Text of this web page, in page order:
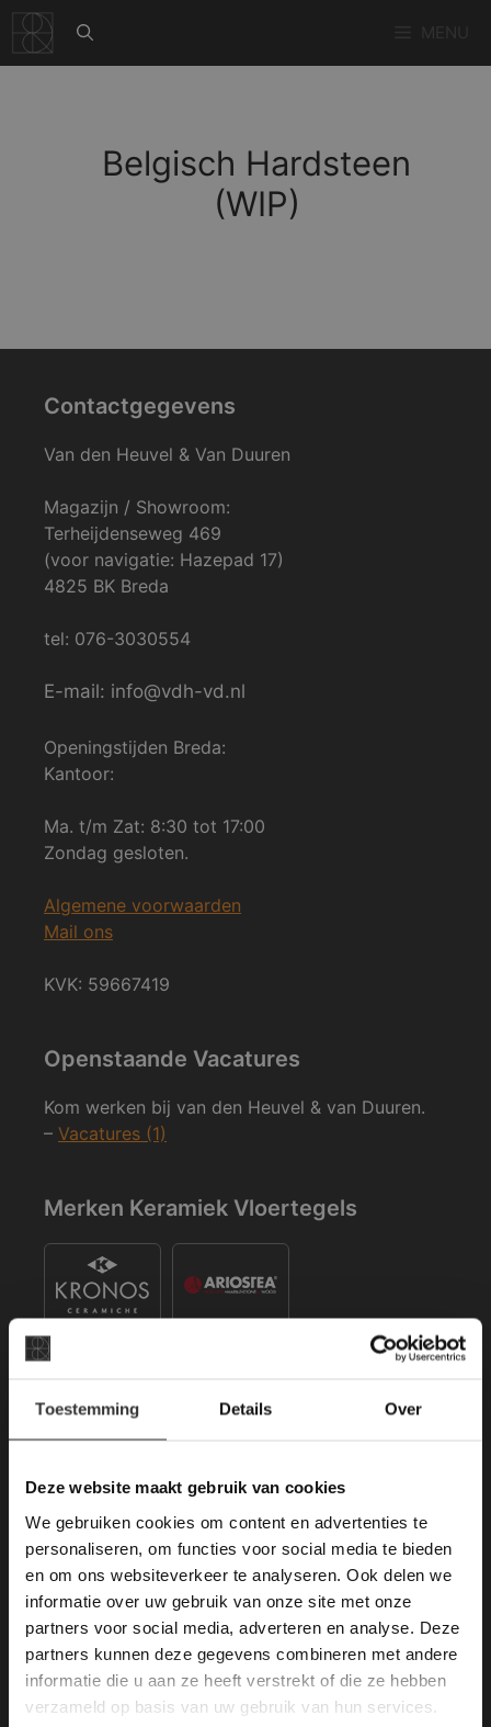
Toestemming Details Over
Deze website maakt gebruik van cookies
We gebruiken cookies om content en advertenties te
personaliseren, om functies voor social media te bieden
en om ons websiteverkeer te analyseren. Ook delen we
informatie over uw gebruik van onze site met onze
partners voor social media, adverteren en analyse. Deze
partners kunnen deze gegevens combineren met andere
informatie die u aan ze heeft verstrekt of die ze hebben
verzameld op basis van uw gebruik van hun services.
naar
de
Belgisch Hardsteen
(WIP)
Contactgegevens
Van den Heuvel & Van Duuren
Magazijn / Showroom:
Terheijdenseweg 469
(voor navigatie: Hazepad 17)
4825 BK Breda
tel: 076-3030554
E-mail: info@vdh-vd.nl
Openingstijden Breda:
Kantoor:
Ma. t/m Zat: 8:30 tot 17:00
Zondag gesloten.
Algemene voorwaarden
Mail ons
KVK: 59667419
Openstaande Vacatures
Kom werken bij van den Heuvel & van Duuren.
– Vacatures (1)
Merken Keramiek Vloertegels
Merken Keramiek Terrastegels
Merken Glasmozaïek
Deze website maakt
gebruik van cookies.
This Cookie Banner was deleted and is no
longer working. Please contact the website
administrator.
Deze website gebruikt cookies om de
gebruikerservaring te verbeteren. Door
gebruik te maken van onze website geeft u
toestemming voor alle cookies in
overeenstemming met ons cookiebeleid.Lees
verder
ALLES ACCEPTEREN